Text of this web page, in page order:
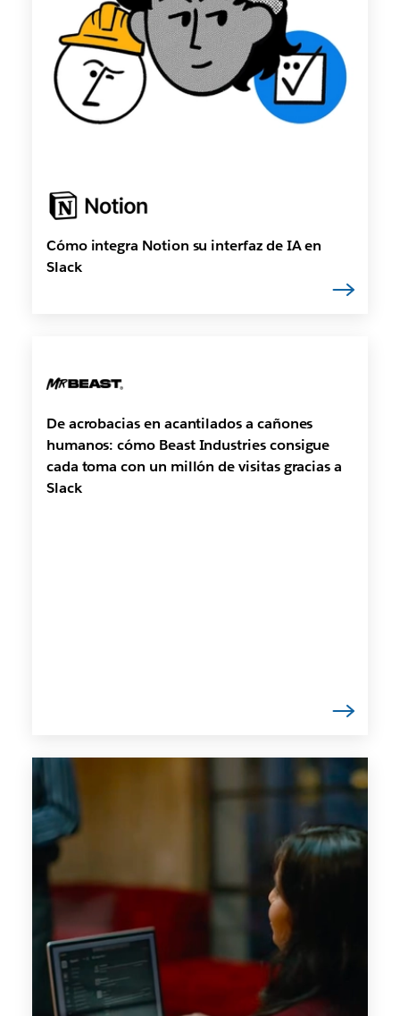
Cómo integra Notion su interfaz de IA en
Slack
De acrobacias en acantilados a cañones
humanos: cómo Beast Industries consigue
cada toma con un millón de visitas gracias a
Slack